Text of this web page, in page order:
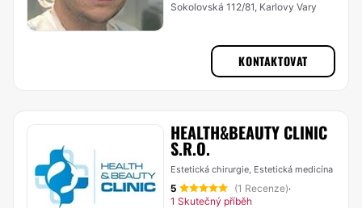
Sokolovská 112/81, Karlovy Vary
KONTAKTOVAT
HEALTH&BEAUTY CLINIC
S.R.O.
Estetická chirurgie, Estetická medicína
5 (1 Recenze)·
1 Skutečný příběh